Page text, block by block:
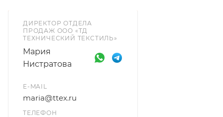
ДИРЕКТОР ОТДЕЛА
ПРОДАЖ ООО «ТД
ТЕХНИЧЕСКИЙ ТЕКСТИЛЬ»
Мария
Нистратова
E-MAIL
maria@ttex.ru
ТЕЛЕФОН